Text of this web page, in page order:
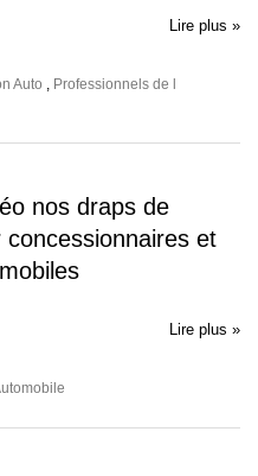
Lire plus »
Auto
Professionnels de l
nos draps de
et
Lire plus »